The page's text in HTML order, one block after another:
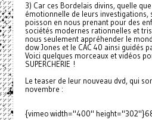
3) Car ces Bordelais divins, quelle
émotionnelle de leurs investigations,
poisson en nous prenant pour des
sociétés modernes rationnelles et
nous seulement appréhender le
dow Jones et le CAC 40 ainsi guidés
Voici quelques morceaux et vidéos
SUPERCHERIE !
Le teaser de leur nouveau dvd, qui
novembre :
{vimeo width="400"